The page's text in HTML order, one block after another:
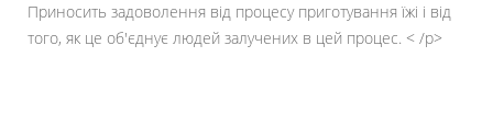
Приносить задоволення від процесу приготування їжі і від
того, як це об'єднує людей залучених в цей процес. < /p>